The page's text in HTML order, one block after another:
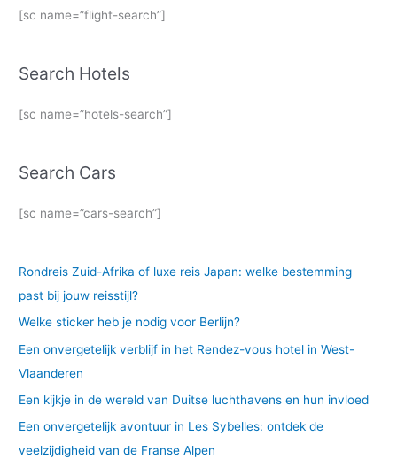
[sc name=”flight-search”]
Search Hotels
[sc name=”hotels-search”]
Search Cars
[sc name=”cars-search”]
Rondreis Zuid-Afrika of luxe reis Japan: welke bestemming
past bij jouw reisstijl?
Welke sticker heb je nodig voor Berlijn?
Een onvergetelijk verblijf in het Rendez-vous hotel in West-
Vlaanderen
Een kijkje in de wereld van Duitse luchthavens en hun invloed
Een onvergetelijk avontuur in Les Sybelles: ontdek de
veelzijdigheid van de Franse Alpen